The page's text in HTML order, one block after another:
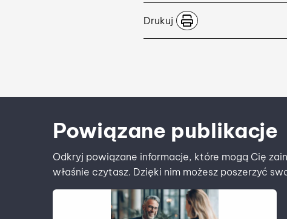
Drukuj
Powiązane publikacje
Odkryj powiązane informacje, które mogą Cię
właśnie czytasz. Dzięki nim możesz poszerzyć